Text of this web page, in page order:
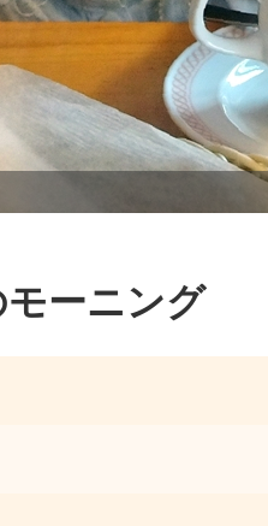
ーニング